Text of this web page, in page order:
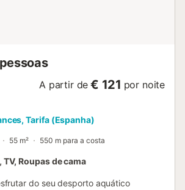
A partir de € 121 por noite
Tarifa (Espanha)
55 m² 550 m para a costa
Roupas de cama
do seu desporto aquático